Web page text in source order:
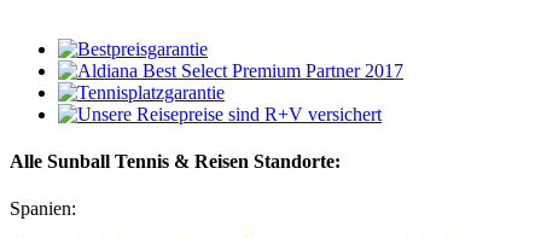
Alle Sunball Tennis & Reisen Standorte:
Spanien: